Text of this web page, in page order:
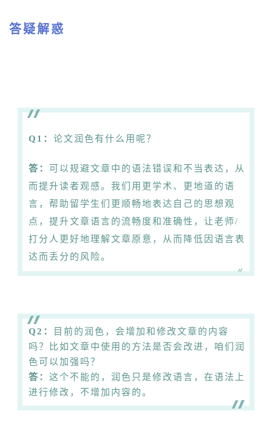
答疑解惑
Q1： 论文润色有什么用呢？
答：
可以规避文章中的语法错误和不当表达，从
而提升读者观感。我们用更学术、更地道的语
言，帮助留学生们更顺畅地表达自己的思想观
点，提升文章语言的流畅度和准确性，让老师/
打分人更好地理解文章原意，从而降低因语言表
达而丢分的风险。
Q2：
目前的润色，会增加和修改文章的内容
吗？比如文章中使用的方法是否会改进，咱们润
色可以加强吗？
答： 这个不能的，润色只是修改语言，在语法上
进行修改，不增加内容的。